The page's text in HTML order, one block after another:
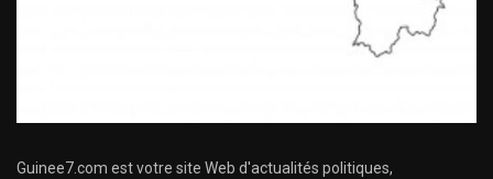
Guinee7.com est votre site Web d'actualités politiques,